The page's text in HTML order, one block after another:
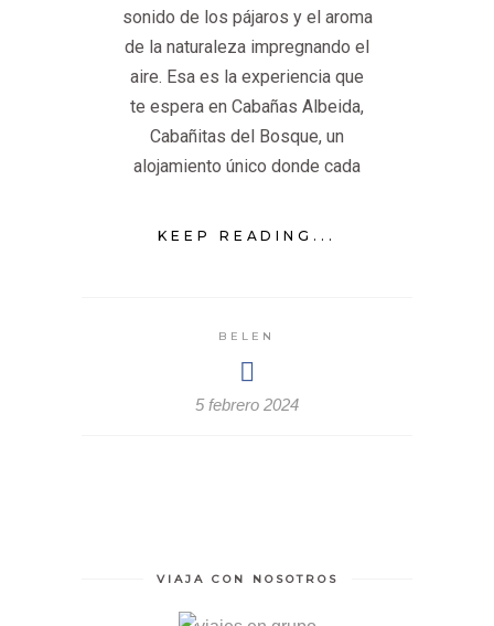
sonido de los pájaros y el aroma
de la naturaleza impregnando el
aire. Esa es la experiencia que
te espera en Cabañas Albeida,
Cabañitas del Bosque, un
alojamiento único donde cada
KEEP READING...
BELEN
5 febrero 2024
VIAJA CON NOSOTROS